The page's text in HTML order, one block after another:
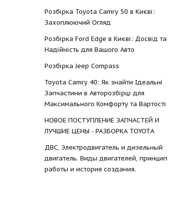
Розбірка Toyota Camry 50 в Києві:
Захоплюючий Огляд
Розбірка Ford Edge в Києві: Досвід та
Надійність для Вашого Авто
Розбірка Jeep Compass
Toyota Camry 40: Як знайти Ідеальні
Запчастини в Авторозбірці для
Максимального Комфорту та Вартості
НОВОЕ ПОСТУПЛЕНИЕ ЗАПЧАСТЕЙ И
ЛУЧШИЕ ЦЕНЫ - РАЗБОРКА TOYOTА
ДВС, Электродвигатель и дизельный
двигатель. Виды двигателей, принцип
работы и история создания.